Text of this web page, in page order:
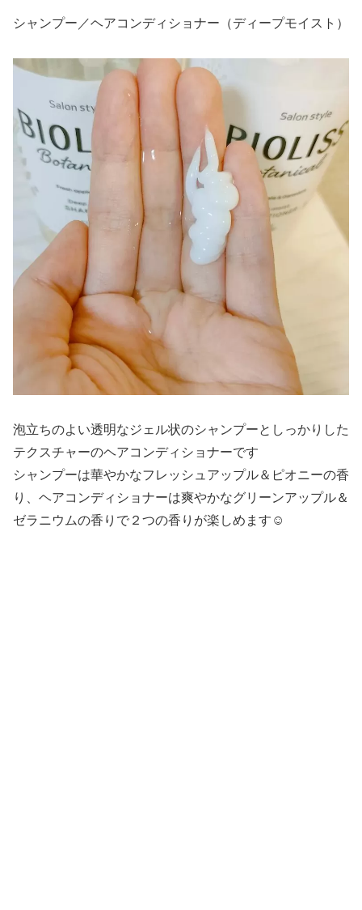
シャンプー／ヘアコンディショナー（ディープモイスト）
泡立ちのよい透明なジェル状のシャンプーとしっかりした
テクスチャーのヘアコンディショナーです
シャンプーは華やかなフレッシュアップル＆ピオニーの香
り、ヘアコンディショナーは爽やかなグリーンアップル＆
ゼラニウムの香りで２つの香りが楽しめます☺️